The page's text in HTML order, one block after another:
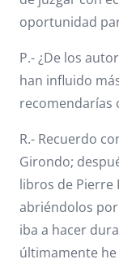
oportunidad
P.- ¿De los
han influido
recomendarías
R.- Recuerdo
Girondo;
libros de Pierre
abriéndolos
iba a hacer
últimamente